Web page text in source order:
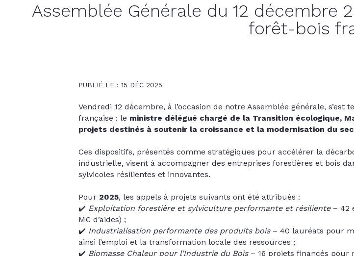
Assemblée Générale du 12 décembre
forêt-bois
PUBLIÉ LE : 15 DÉC 2025
Vendredi 12 décembre, à l’occasion de notre Assemblée générale,
française : le ministre délégué chargé de la Transition écologique,
projets destinés à soutenir la croissance et la modernisation du
Ces dispositifs, présentés comme stratégiques pour accélérer la
industrielle, visent à accompagner des entreprises forestières et bois
sylvicoles résilientes et innovantes.
Pour 2025, les appels à projets suivants ont été attribués :
✔️ Exploitation forestière et sylviculture performante et résiliente– 42
M€ d’aides) ;
✔️ Industrialisation performante des produits bois– 40 lauréats pour
ainsi l’emploi et la transformation locale des ressources ;
✔️ Biomasse Chaleur pour l’Industrie du Bois– 16 projets financés pour